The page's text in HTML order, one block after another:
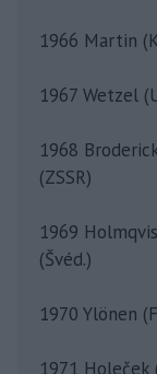
1966 Martin
1967 Wetzel
1968
(ZSSR)
1969
(Švéd.)
1970 Ylönen
1971 Holeček